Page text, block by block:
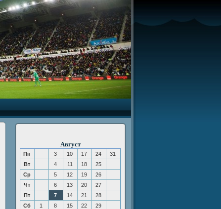
Август
Пн 3 10 17 24
31
Вт
4 11 18
25
Ср
5 12 19
26
Чт
6 13 20
27
Пт
7 14 21
28
Сб
1 8 15 22
29